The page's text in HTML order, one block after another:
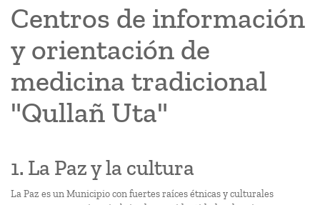
Centros de información
y orientación de
medicina tradicional
"Qullañ Uta"
1. La Paz y la cultura
La Paz es un Municipio con fuertes raíces étnicas y culturales